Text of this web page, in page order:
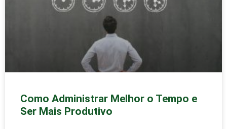
Como Administrar Melhor o Tempo e
Ser Mais Produtivo